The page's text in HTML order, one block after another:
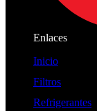
Enlaces
Inicio
Filtros
Refrigerantes